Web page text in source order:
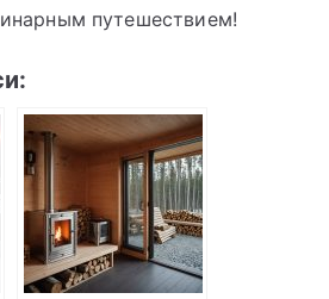
путешествием!